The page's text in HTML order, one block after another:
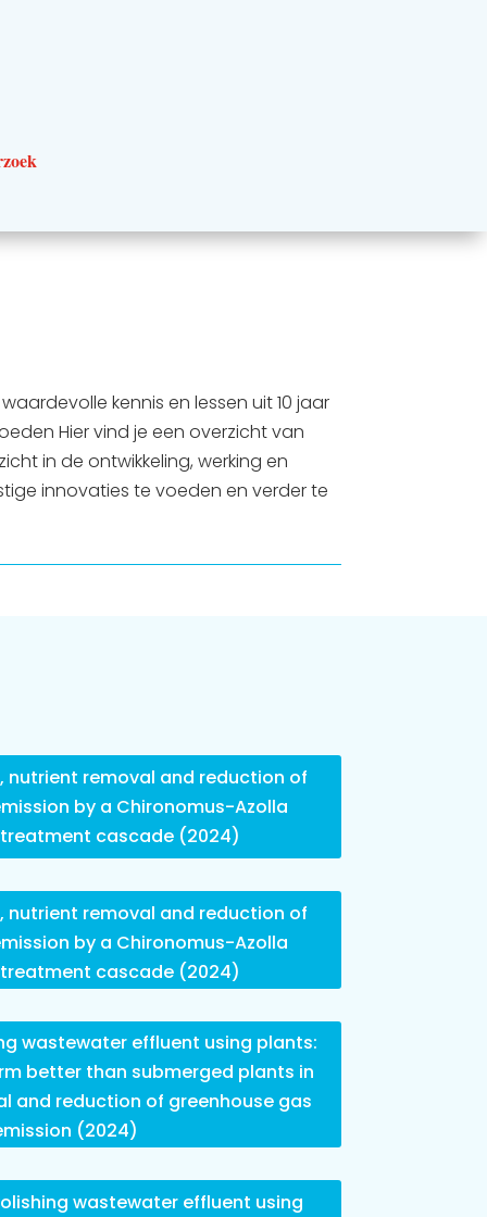
kennis en lessen uit 10 jaar
Hier vind je een overzicht van
in de ontwikkeling, werking en
innovaties te voeden en verder te
nutrient removal and reduction of
by a Chironomus-Azolla
cascade (2024)
nutrient removal and reduction of
by a Chironomus-Azolla
cascade (2024)
wastewater effluent using plants:
better than submerged plants in
and reduction of greenhouse gas
(2024)
wastewater effluent using